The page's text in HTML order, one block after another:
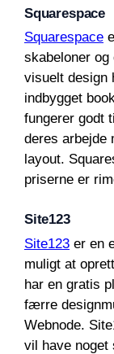
Squarespace
Squarespace
skabeloner
visuelt design
indbygget
fungerer godt
deres arbejde
layout.
priserne er
Site123
Site123 er en
muligt at
har en gratis
færre
Webnode.
vil have noget